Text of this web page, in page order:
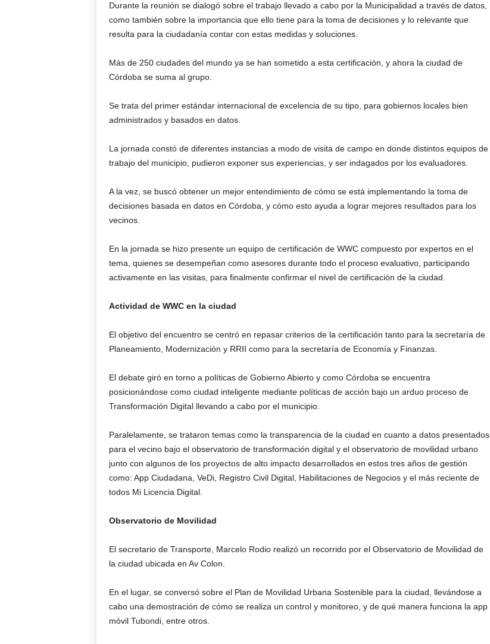
Durante la reunión se dialogó sobre el trabajo llevado a cabo por la Municipalidad a través de datos,
como también sobre la importancia que ello tiene para la toma de decisiones y lo relevante que
resulta para la ciudadanía contar con estas medidas y soluciones.
Más de 250 ciudades del mundo ya se han sometido a esta certificación, y ahora la ciudad de
Córdoba se suma al grupo.
Se trata del primer estándar internacional de excelencia de su tipo, para gobiernos locales bien
administrados y basados en datos.
La jornada constó de diferentes instancias a modo de visita de campo en donde distintos equipos de
trabajo del municipio, pudieron exponer sus experiencias, y ser indagados por los evaluadores.
A la vez, se buscó obtener un mejor entendimiento de cómo se está implementando la toma de
decisiones basada en datos en Córdoba, y cómo esto ayuda a lograr mejores resultados para los
vecinos.
En la jornada se hizo presente un equipo de certificación de WWC compuesto por expertos en el
tema, quienes se desempeñan como asesores durante todo el proceso evaluativo, participando
activamente en las visitas, para finalmente confirmar el nivel de certificación de la ciudad.
Actividad de WWC en la ciudad
El objetivo del encuentro se centró en repasar criterios de la certificación tanto para la secretaría de
Planeamiento, Modernización y RRII como para la secretaría de Economía y Finanzas.
El debate giró en torno a políticas de Gobierno Abierto y como Córdoba se encuentra
posicionándose como ciudad inteligente mediante políticas de acción bajo un arduo proceso de
Transformación Digital llevando a cabo por el municipio.
Paralelamente, se trataron temas como la transparencia de la ciudad en cuanto a datos presentados
para el vecino bajo el observatorio de transformación digital y el observatorio de movilidad urbano
junto con algunos de los proyectos de alto impacto desarrollados en estos tres años de gestión
como: App Ciudadana, VeDi, Registro Civil Digital, Habilitaciones de Negocios y el más reciente de
todos Mi Licencia Digital.
Observatorio de Movilidad
El secretario de Transporte, Marcelo Rodio realizó un recorrido por el Observatorio de Movilidad de
la ciudad ubicada en Av Colon.
En el lugar, se conversó sobre el Plan de Movilidad Urbana Sostenible para la ciudad, llevándose a
cabo una demostración de cómo se realiza un control y monitoreo, y de qué manera funciona la app
móvil Tubondi, entre otros.